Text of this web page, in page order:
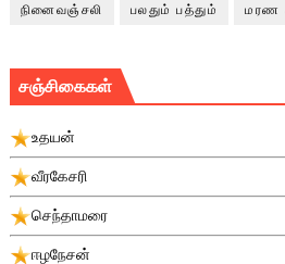
நினைவஞ்சலி பலதும் பத்தும் மரண
சஞ்சிகைகள்
உதயன்
வீரகேசரி
செந்தாமரை
ஈழநேசன்